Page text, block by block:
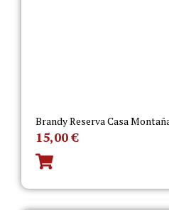
Brandy Reserva Casa
15,00€